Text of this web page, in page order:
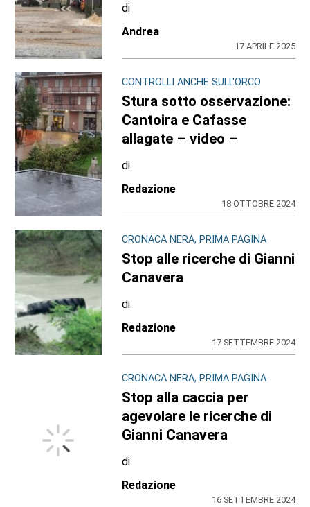
di
Andrea
17 APRILE 2025
CONTROLLI ANCHE SULL'ORCO
Stura sotto osservazione:
Cantoira e Cafasse
allagate – video –
di
Redazione
18 OTTOBRE 2024
CRONACA NERA, PRIMA PAGINA
Stop alle ricerche di Gianni
Canavera
di
Redazione
17 SETTEMBRE 2024
CRONACA NERA, PRIMA PAGINA
Stop alla caccia per
agevolare le ricerche di
Gianni Canavera
di
Redazione
16 SETTEMBRE 2024